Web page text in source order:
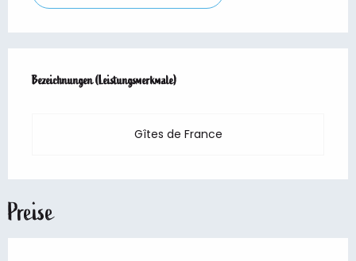
Bezeichnungen (Leistungsmerkmale)
Bezeichnungen (Leistungsmerkmale)
Gîtes de France
Preise